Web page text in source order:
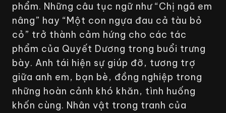
phẩm. Những câu tục ngữ như “Chị ngã em
nâng” hay “Một con ngựa đau cả tàu bỏ
cỏ” trở thành cảm hứng cho các tác
phẩm của Quyết Dương trong buổi trưng
bày. Anh tái hiện sự giúp đỡ, tương trợ
giữa anh em, bạn bè, đồng nghiệp trong
những hoàn cảnh khó khăn, tình huống
khốn cùng. Nhân vật trong tranh của